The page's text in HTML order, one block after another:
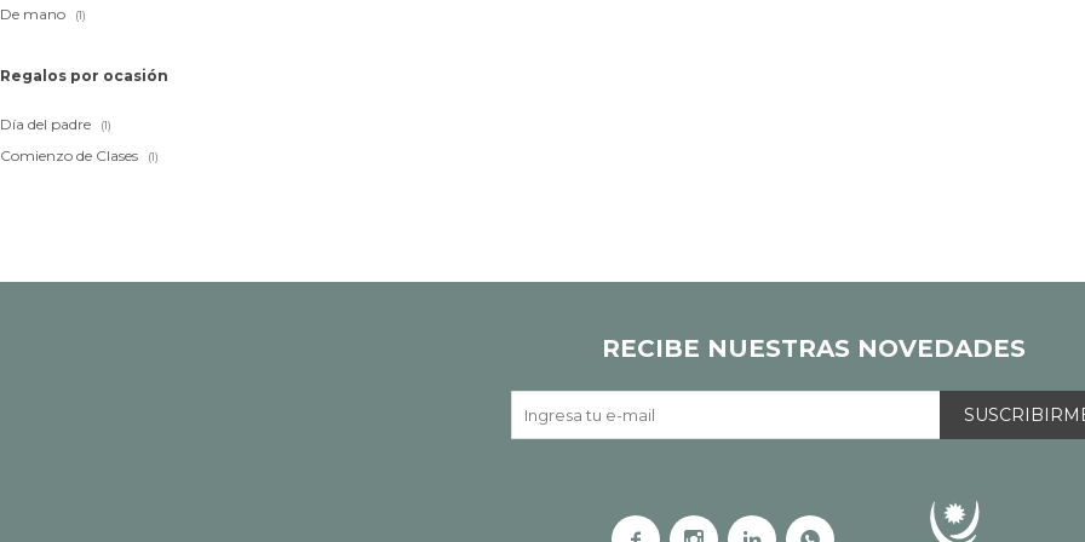
De mano (1)
Regalos por ocasión
Día del padre (1)
Comienzo de Clases (1)
RECIBE NUESTRAS NOVEDADES